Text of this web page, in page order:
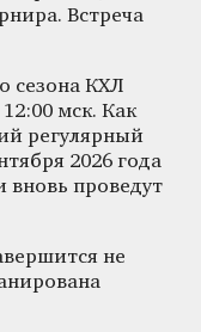
Встреча
сезона КХЛ
мск. Как
регулярный
2026 года
вновь проведут
не